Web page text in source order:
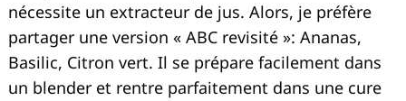
nécessite un extracteur de jus. Alors, je préfère
partager une version « ABC revisité »: Ananas,
Basilic, Citron vert. Il se prépare facilement dans
un blender et rentre parfaitement dans une cure